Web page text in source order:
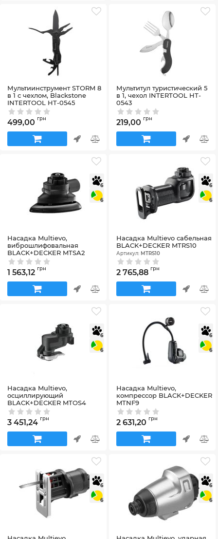
Мультиинструмент STORM 8
в 1 с чехлом, Blackstone
INTERTOOL HT-0545
Артикул:HT-0545
499,00 грн
Мультитул туристический 5
в 1, чехол INTERTOOL HT-
0543
Артикул:HT-0543
219,00 грн
6
6
Насадка Multievo,
виброшлифовальная
BLACK+DECKER MTSA2
Артикул:MTSA2
1 563,12 грн
6
6
Насадка Multievo сабельная
BLACK+DECKER MTRS10
Артикул: MTRS10
2 765,88 грн
6
6
Насадка Multievo,
осциллирующий
BLACK+DECKER MTOS4
Артикул:MTOS4
3 451,24 грн
6
6
Насадка Multievo,
компрессор BLACK+DECKER
MTNF9
Артикул:MTNF9
2 631,20 грн
6
6
6
6